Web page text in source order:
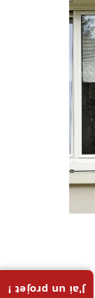
J'ai un projet !